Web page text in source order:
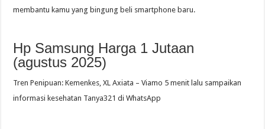
membantu kamu yang bingung beli smartphone baru.
Hp Samsung Harga 1 Jutaan
(agustus 2025)
Tren Penipuan: Kemenkes, XL Axiata – Viamo 5 menit lalu sampaikan
informasi kesehatan Tanya321 di WhatsApp